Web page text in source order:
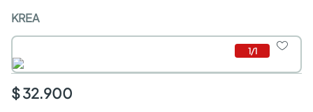
KREA
1/1
$ 32.900
pisos
comedores
armarios closet
neveras